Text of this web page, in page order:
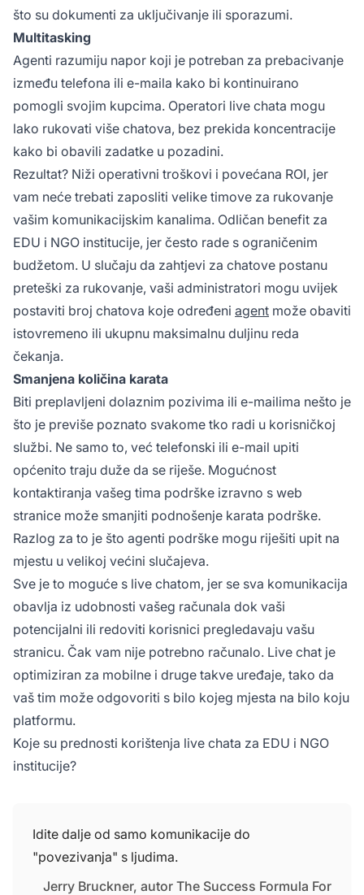
što su dokumenti za uključivanje ili sporazumi.
Multitasking
Agenti razumiju napor koji je potreban za prebacivanje
između telefona ili e-maila kako bi kontinuirano
pomogli svojim kupcima. Operatori live chata mogu
lako rukovati više chatova, bez prekida koncentracije
kako bi obavili zadatke u pozadini.
Rezultat? Niži operativni troškovi i povećana ROI, jer
vam neće trebati zaposliti velike timove za rukovanje
vašim komunikacijskim kanalima. Odličan benefit za
EDU i NGO institucije, jer često rade s ograničenim
budžetom. U slučaju da zahtjevi za chatove postanu
preteški za rukovanje, vaši administratori mogu uvijek
postaviti broj chatova koje određeni agent može obaviti
istovremeno ili ukupnu maksimalnu duljinu reda
čekanja.
Smanjena količina karata
Biti preplavljeni dolaznim pozivima ili e-mailima nešto je
što je previše poznato svakome tko radi u korisničkoj
službi. Ne samo to, već telefonski ili e-mail upiti
općenito traju duže da se riješe. Mogućnost
kontaktiranja vašeg tima podrške izravno s web
stranice može smanjiti podnošenje karata podrške.
Razlog za to je što agenti podrške mogu riješiti upit na
mjestu u velikoj većini slučajeva.
Sve je to moguće s live chatom, jer se sva komunikacija
obavlja iz udobnosti vašeg računala dok vaši
potencijalni ili redoviti korisnici pregledavaju vašu
stranicu. Čak vam nije potrebno računalo. Live chat je
optimiziran za mobilne i druge takve uređaje, tako da
vaš tim može odgovoriti s bilo kojeg mjesta na bilo koju
platformu.
Koje su prednosti korištenja live chata za EDU i NGO
institucije?
Idite dalje od samo komunikacije do
"povezivanja" s ljudima.
Jerry Bruckner, autor The Success Formula For